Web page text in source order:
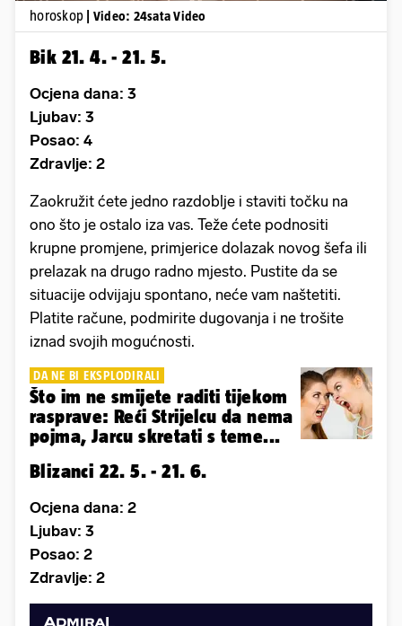
horoskop | Video: 24sata Video
Bik 21. 4. - 21. 5.
Ocjena dana: 3
Ljubav: 3
Posao: 4
Zdravlje: 2
Zaokružit ćete jedno razdoblje i staviti točku na
ono što je ostalo iza vas. Teže ćete podnositi
krupne promjene, primjerice dolazak novog šefa ili
prelazak na drugo radno mjesto. Pustite da se
situacije odvijaju spontano, neće vam naštetiti.
Platite račune, podmirite dugovanja i ne trošite
iznad svojih mogućnosti.
DA NE BI EKSPLODIRALI
Što im ne smijete raditi tijekom
rasprave: Reći Strijelcu da nema
pojma, Jarcu skretati s teme...
Blizanci 22. 5. - 21. 6.
Ocjena dana: 2
Ljubav: 3
Posao: 2
Zdravlje: 2